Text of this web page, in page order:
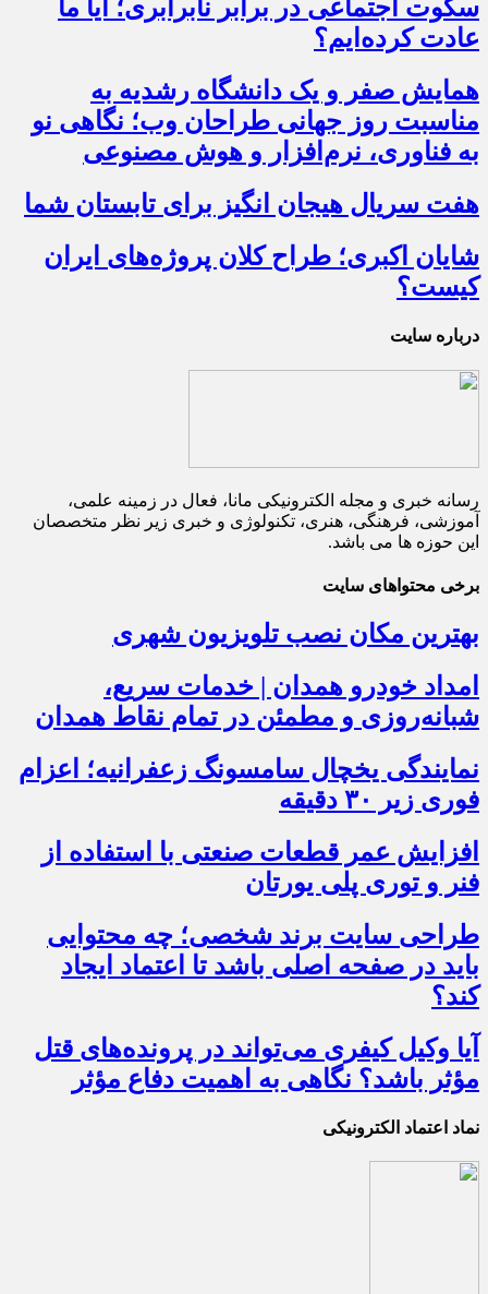
سکوت اجتماعی در برابر نابرابری؛ آیا ما
عادت کرده‌ایم؟
همایش صفر و یک دانشگاه رشدیه به
مناسبت روز جهانی طراحان وب؛ نگاهی نو
به فناوری، نرم‌افزار و هوش مصنوعی
هفت سریال هیجان انگیز برای تابستان شما
شایان اکبری؛ طراح کلان پروژه‌های ایران
کیست؟
درباره سایت
رسانه خبری و مجله الکترونیکی مانا، فعال در زمینه علمی،
آموزشی، فرهنگی، هنری، تکنولوژی و خبری زیر نظر متخصصان
این حوزه ها می باشد.
برخی محتواهای سایت
بهترین مکان نصب تلویزیون شهری
امداد خودرو همدان | خدمات سریع،
شبانه‌روزی و مطمئن در تمام نقاط همدان
نمایندگی یخچال سامسونگ زعفرانیه؛ اعزام
فوری زیر ۳۰ دقیقه
افزایش عمر قطعات صنعتی با استفاده از
فنر و توری پلی یورتان
طراحی سایت برند شخصی؛ چه محتوایی
باید در صفحه اصلی باشد تا اعتماد ایجاد
کند؟
آیا وکیل کیفری می‌تواند در پرونده‌های قتل
مؤثر باشد؟ نگاهی به اهمیت دفاع مؤثر
نماد اعتماد الکترونیکی